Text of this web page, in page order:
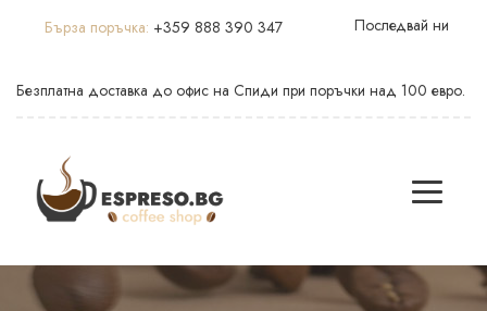
Бърза поръчка: +359 888 390 347 Последвай ни
Безплатна доставка до офис на Спиди при поръчки над 100 евро.